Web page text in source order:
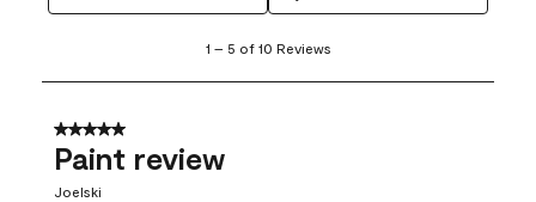
5
10
Reviews
1 – 5 of 10 Reviews
5 out of 5 stars.
Paint review
Joelski